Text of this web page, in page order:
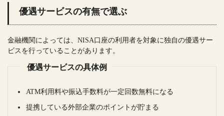
優遇サービスの有無で選ぶ
金融機関によっては、NISA口座の利用者を対象に独自の優遇サー
ビスを行っていることがあります。
優遇サービスの具体例
ATM利用料や振込手数料が一定回数無料になる
提携している外部企業のポイントが貯まる